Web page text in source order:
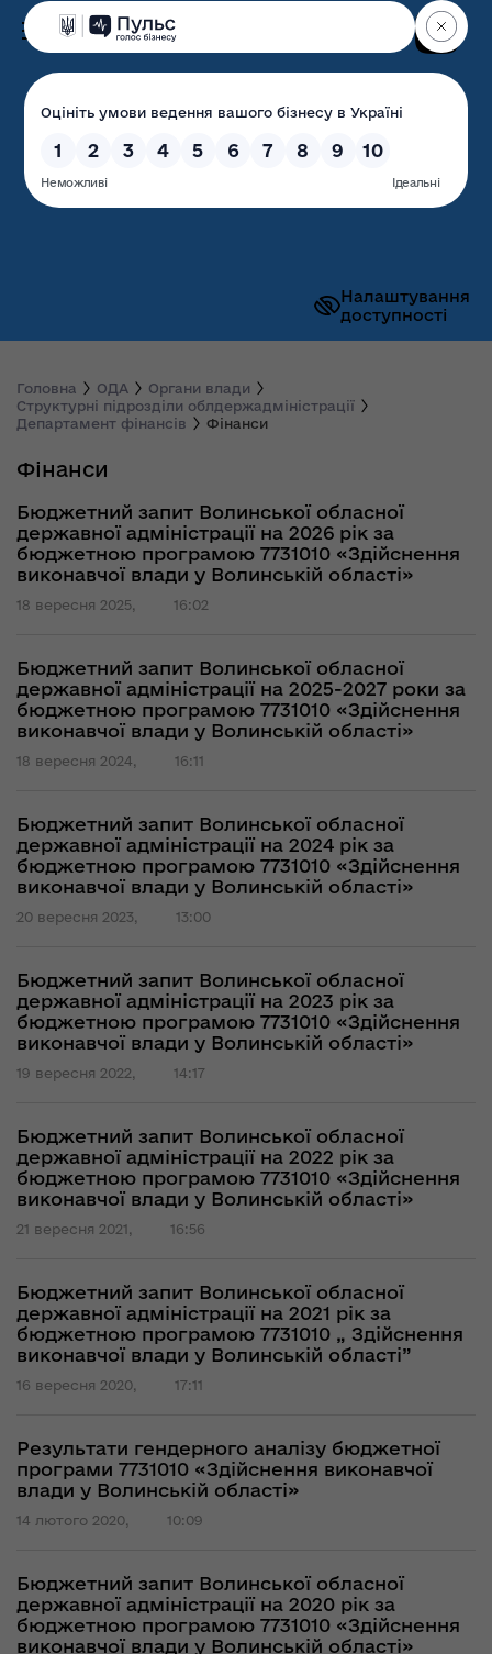
Налаштування
доступності
Волинська обласна
державна адміністрація
Головна ОДА
Органи влади
Структурні підрозділи облдержадміністрації
Департамент фінансів
Фінанси
Фінанси
Бюджетний запит Волинської обласної
державної адміністрації на 2026 рік за
бюджетною програмою 7731010 «Здійснення
виконавчої влади у Волинській області»
18 вересня 2025, 16:02
Бюджетний запит Волинської обласної
державної адміністрації на 2025-2027 роки за
бюджетною програмою 7731010 «Здійснення
виконавчої влади у Волинській області»
18 вересня 2024, 16:11
Бюджетний запит Волинської обласної
державної адміністрації на 2024 рік за
бюджетною програмою 7731010 «Здійснення
виконавчої влади у Волинській області»
20 вересня 2023, 13:00
Бюджетний запит Волинської обласної
державної адміністрації на 2023 рік за
бюджетною програмою 7731010 «Здійснення
виконавчої влади у Волинській області»
19 вересня 2022, 14:17
Бюджетний запит Волинської обласної
державної адміністрації на 2022 рік за
бюджетною програмою 7731010 «Здійснення
виконавчої влади у Волинській області»
21 вересня 2021, 16:56
Бюджетний запит Волинської обласної
державної адміністрації на 2021 рік за
бюджетною програмою 7731010 „ Здійснення
виконавчої влади у Волинській області”
16 вересня 2020, 17:11
Результати гендерного аналізу бюджетної
програми 7731010 «Здійснення виконавчої
влади у Волинській області»
14 лютого 2020, 10:09
Бюджетний запит Волинської обласної
державної адміністрації на 2020 рік за
бюджетною програмою 7731010 «Здійснення
виконавчої влади у Волинській області»